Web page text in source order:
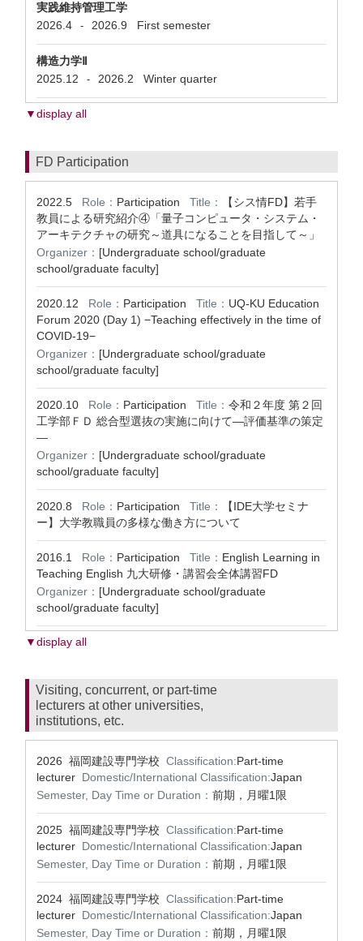
実践維持管理工学
2026.4
- 2026.9 First semester
構造力学Ⅱ
2025.12
- 2026.2 Winter quarter
▼display all
FD Participation
2022.5 Role： Participation Title：
【シス情FD】若手
教員による研究紹介④「量子コンピュータ・システム・
アーキテクチャの研究～道具になることを目指して～」
Organizer： [Undergraduate school/graduate
school/graduate faculty]
2020.12 Role： Participation Title： UQ-KU Education
Forum 2020 (Day 1) −Teaching effectively in the time of
COVID-19−
Organizer： [Undergraduate school/graduate
school/graduate faculty]
2020.10 Role： Participation Title： 令和２年度 第２回
工学部ＦＤ 総合型選抜の実施に向けて―評価基準の策定
―
Organizer： [Undergraduate school/graduate
school/graduate faculty]
2020.8 Role： Participation Title：
【IDE大学セミナ
ー】大学教職員の多様な働き方について
2016.1 Role： Participation Title： English Learning in
Teaching English 九大研修・講習会全体講習FD
Organizer： [Undergraduate school/graduate
school/graduate faculty]
▼display all
Visiting, concurrent, or part-time
lecturers at other universities,
institutions, etc.
2026 福岡建設専門学校 Classification:Part-time
lecturer Domestic/International Classification:Japan
Semester, Day Time or Duration： 前期，月曜1限
2025 福岡建設専門学校 Classification:Part-time
lecturer Domestic/International Classification:Japan
Semester, Day Time or Duration： 前期，月曜1限
2024 福岡建設専門学校 Classification:Part-time
lecturer Domestic/International Classification:Japan
Semester, Day Time or Duration： 前期，月曜1限